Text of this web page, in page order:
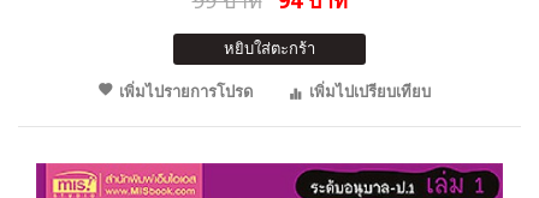
หยิบใส่ตะกร้า
เพิ่มไปรายการโปรด
เพิ่มไปเปรียบเทียบ